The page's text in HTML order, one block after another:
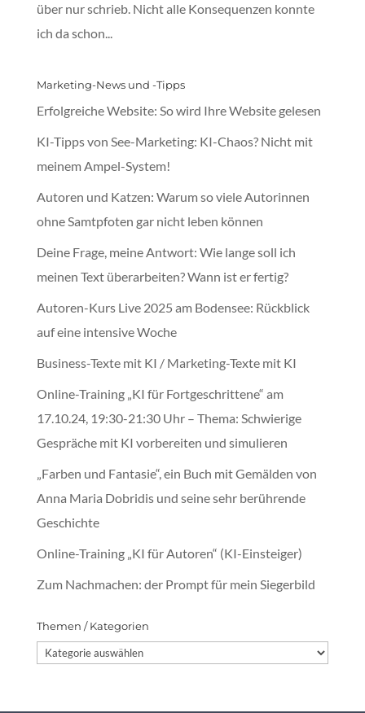
über nur schrieb. Nicht alle Konsequenzen konnte
ich da schon...
Marketing-News und -Tipps
Erfolgreiche Website: So wird Ihre Website gelesen
KI-Tipps von See-Marketing: KI-Chaos? Nicht mit
meinem Ampel-System!
Autoren und Katzen: Warum so viele Autorinnen
ohne Samtpfoten gar nicht leben können
Deine Frage, meine Antwort: Wie lange soll ich
meinen Text überarbeiten? Wann ist er fertig?
Autoren-Kurs Live 2025 am Bodensee: Rückblick
auf eine intensive Woche
Business-Texte mit KI / Marketing-Texte mit KI
Online-Training „KI für Fortgeschrittene“ am
17.10.24, 19:30-21:30 Uhr – Thema: Schwierige
Gespräche mit KI vorbereiten und simulieren
„Farben und Fantasie“, ein Buch mit Gemälden von
Anna Maria Dobridis und seine sehr berührende
Geschichte
Online-Training „KI für Autoren“ (KI-Einsteiger)
Zum Nachmachen: der Prompt für mein Siegerbild
Themen / Kategorien
Themen